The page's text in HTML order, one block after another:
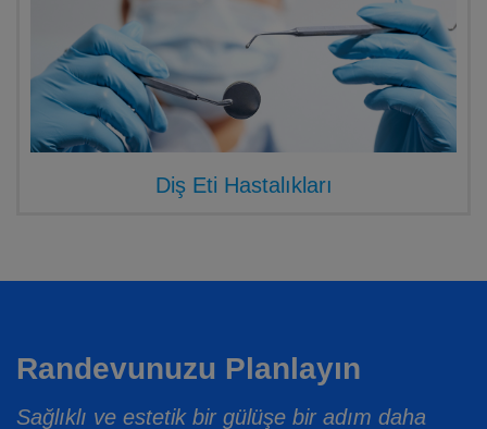
Diş Eti Hastalıkları
Randevunuzu Planlayın
Sağlıklı ve estetik bir gülüşe bir adım daha